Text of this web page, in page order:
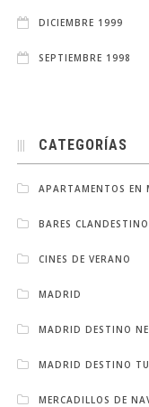
DICIEMBRE 1999
SEPTIEMBRE 1998
CATEGORÍAS
APARTAMENTOS EN
BARES
CINES DE VERANO
MADRID
MADRID DESTINO
MADRID DESTINO
MERCADILLOS DE